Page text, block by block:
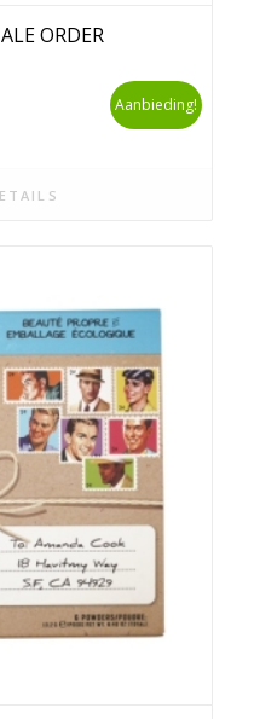
ORDER
Aanbieding!